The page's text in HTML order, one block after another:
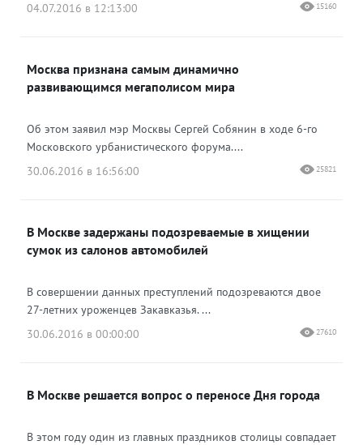
04.07.2016 в 12:13:00
15160
Москва признана самым динамично
развивающимся мегаполисом мира
Об этом заявил мэр Москвы Сергей Собянин в ходе 6-го
Московского урбанистического форума....
30.06.2016 в 16:56:00
25821
В Москве задержаны подозреваемые в хищении
сумок из салонов автомобилей
В совершении данных преступлений подозреваются двое
27-летних уроженцев Закавказья. ...
30.06.2016 в 00:00:00
27610
В Москве решается вопрос о переносе Дня города
В этом году один из главных праздников столицы совпадает